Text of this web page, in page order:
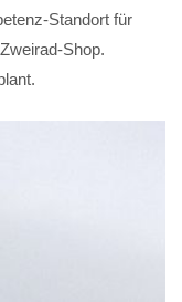
Standort für
Shop.